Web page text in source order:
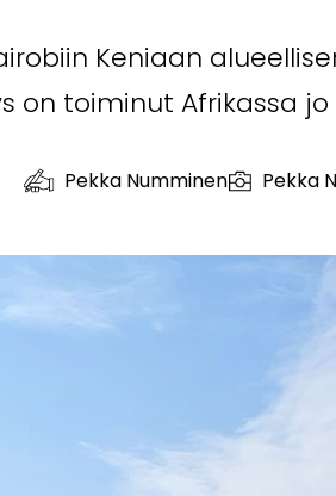
Keniaan
on toiminut Afrikassa
Pekka Numminen Pekka